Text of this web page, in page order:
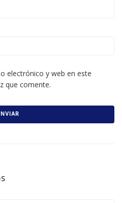
electrónico y web en este
que comente.